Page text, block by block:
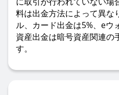
料は出金方法によって異な
ル、カード出金は5%、eウ
資産出金は暗号資産関連の
す。